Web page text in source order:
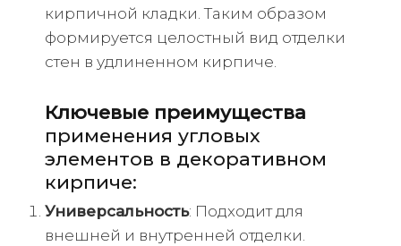
кирпичной кладки. Таким образом
формируется целостный вид отделки
стен в удлиненном кирпиче.
Ключевые преимущества
применения угловых
элементов в декоративном
кирпиче:
Универсальность: Подходит для
внешней и внутренней отделки.